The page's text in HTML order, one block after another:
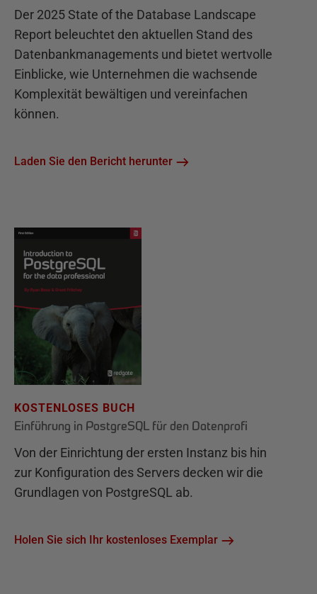
Der 2025 State of the Database Landscape
Report beleuchtet den aktuellen Stand des
Datenbankmanagements und bietet wertvolle
Einblicke, wie Unternehmen die wachsende
Komplexität bewältigen und vereinfachen
können.
Laden Sie den Bericht herunter
KOSTENLOSES BUCH
Einführung in PostgreSQL für den Datenprofi
Von der Einrichtung der ersten Instanz bis hin
zur Konfiguration des Servers decken wir die
Grundlagen von PostgreSQL ab.
Holen Sie sich Ihr kostenloses Exemplar